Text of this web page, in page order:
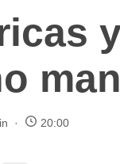
20:00